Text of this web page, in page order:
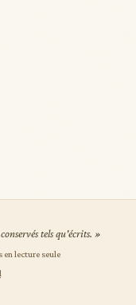
tels qu'écrits. »
en lecture seule